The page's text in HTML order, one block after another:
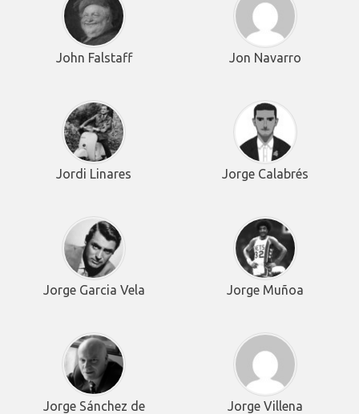
John Falstaff Jon Navarro
Jordi Linares Jorge Calabrés
Jorge Garcia Vela Jorge Muñoa
Jorge Sánchez de
Jorge Villena